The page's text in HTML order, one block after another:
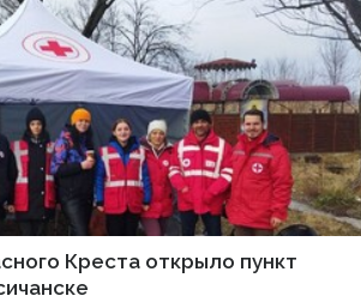
Креста открыло пункт